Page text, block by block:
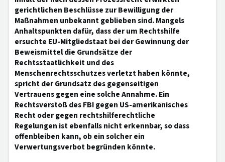
gerichtlichen Beschlüsse zur Bewilligung der
Maßnahmen unbekannt geblieben sind. Mangels
Anhaltspunkten dafür, dass der um Rechtshilfe
ersuchte EU-Mitgliedstaat bei der Gewinnung der
Beweismittel die Grundsätze der
Rechtsstaatlichkeit und des
Menschenrechtsschutzes verletzt haben könnte,
spricht der Grundsatz des gegenseitigen
Vertrauens gegen eine solche Annahme. Ein
Rechtsverstoß des FBI gegen US-amerikanisches
Recht oder gegen rechtshilferechtliche
Regelungen ist ebenfalls nicht erkennbar, so dass
offenbleiben kann, ob ein solcher ein
Verwertungsverbot begründen könnte.